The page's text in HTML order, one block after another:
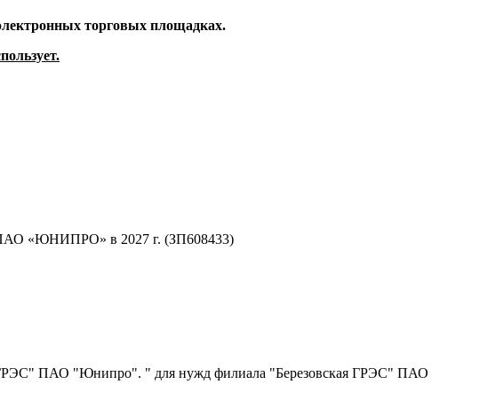
торговых площадках.
ПАО «ЮНИПРО» в 2027 г. (ЗП608433)
ПАО "Юнипро". " для нужд филиала "Березовская ГРЭС" ПАО